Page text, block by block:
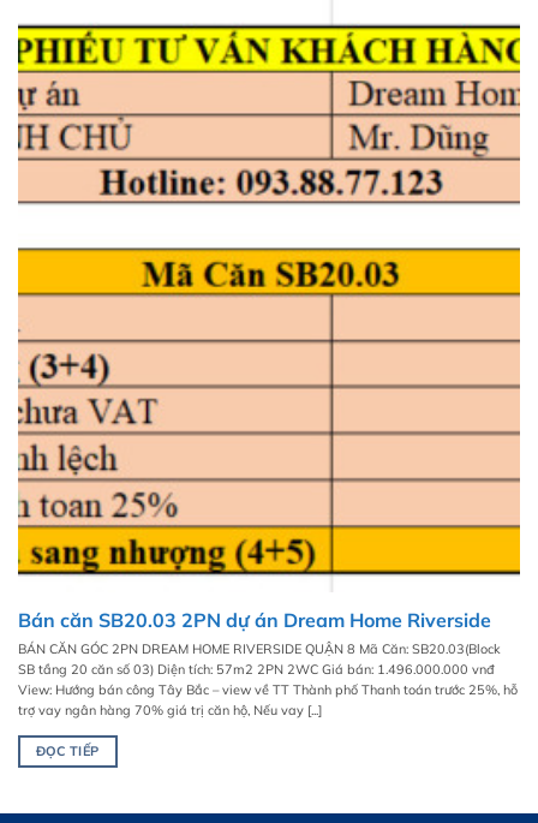
Bán căn SB20.03 2PN dự án Dream Home Riverside
BÁN CĂN GÓC 2PN DREAM HOME RIVERSIDE QUẬN 8 Mã Căn: SB20.03(Block
SB tầng 20 căn số 03) Diện tích: 57m2 2PN 2WC Giá bán: 1.496.000.000 vnđ
View: Hướng bán công Tây Bắc – view về TT Thành phố Thanh toán trước 25%, hỗ
trợ vay ngân hàng 70% giá trị căn hộ, Nếu vay [...]
ĐỌC TIẾP